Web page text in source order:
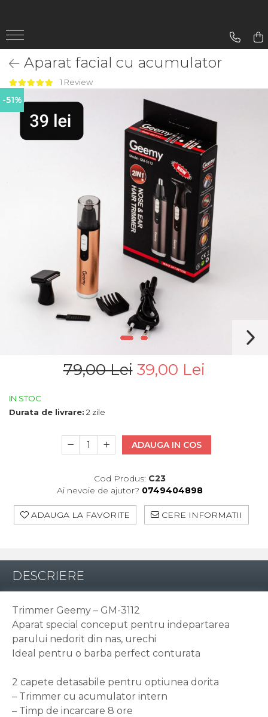
Aparate De Sudura
Lampi Solare
Aparat facial cu acumulator
1 Review
-51%
79,00 Lei 39,00 Lei
IN STOC
Durata de livrare: 2 zile
ADAUGA IN COS
Cod Produs: C23
Ai nevoie de ajutor? 0749404898
ADAUGA LA FAVORITE CERE INFORMATII
DESCRIERE
Trimmer Geemy – GM-3112
Aparat special conceput pentru indepartarea
parului nedorit din nas, urechi
Ideal pentru o barba perfect conturata
2 capete detasabile pentru optiunea dorita
– Trimmer cu acumulator intern
– Timp de incarcare 8 ore